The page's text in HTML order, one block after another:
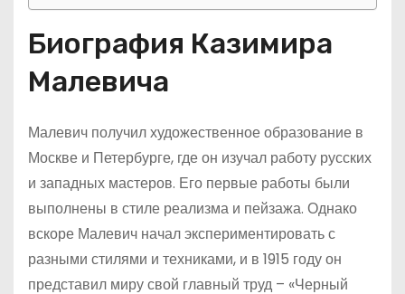
Биография Казимира
Малевича
Малевич получил художественное образование в
Москве и Петербурге, где он изучал работу русских
и западных мастеров. Его первые работы были
выполнены в стиле реализма и пейзажа. Однако
вскоре Малевич начал экспериментировать с
разными стилями и техниками, и в 1915 году он
представил миру свой главный труд – «Черный